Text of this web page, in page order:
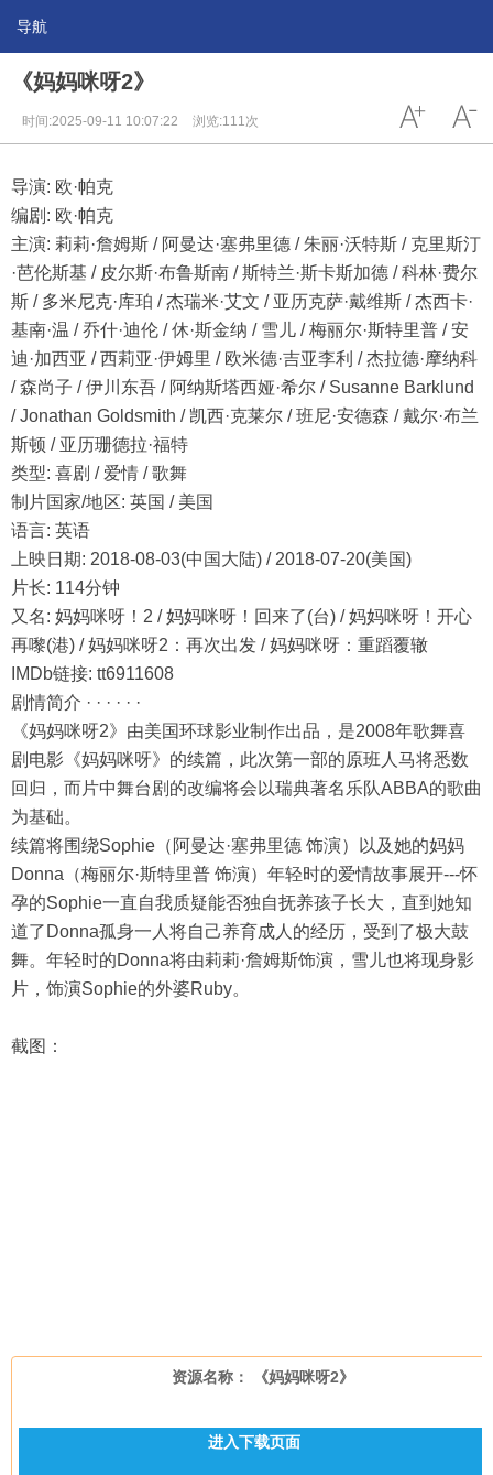
导航
《妈妈咪呀2》
时间:2025-09-11 10:07:22 浏览:111次
导演: 欧·帕克
编剧: 欧·帕克
主演: 莉莉·詹姆斯 / 阿曼达·塞弗里德 / 朱丽·沃特斯 / 克里斯汀
·芭伦斯基 / 皮尔斯·布鲁斯南 / 斯特兰·斯卡斯加德 / 科林·费尔
斯 / 多米尼克·库珀 / 杰瑞米·艾文 / 亚历克萨·戴维斯 / 杰西卡·
基南·温 / 乔什·迪伦 / 休·斯金纳 / 雪儿 / 梅丽尔·斯特里普 / 安
迪·加西亚 / 西莉亚·伊姆里 / 欧米德·吉亚李利 / 杰拉德·摩纳科
/ 森尚子 / 伊川东吾 / 阿纳斯塔西娅·希尔 / Susanne Barklund
/ Jonathan Goldsmith / 凯西·克莱尔 / 班尼·安德森 / 戴尔·布兰
斯顿 / 亚历珊德拉·福特
类型: 喜剧 / 爱情 / 歌舞
制片国家/地区: 英国 / 美国
语言: 英语
上映日期: 2018-08-03(中国大陆) / 2018-07-20(美国)
片长: 114分钟
又名: 妈妈咪呀！2 / 妈妈咪呀！回来了(台) / 妈妈咪呀！开心
再嚟(港) / 妈妈咪呀2：再次出发 / 妈妈咪呀：重蹈覆辙
IMDb链接: tt6911608
剧情简介 · · · · · ·
《妈妈咪呀2》由美国环球影业制作出品，是2008年歌舞喜
剧电影《妈妈咪呀》的续篇，此次第一部的原班人马将悉数
回归，而片中舞台剧的改编将会以瑞典著名乐队ABBA的歌曲
为基础。
续篇将围绕Sophie（阿曼达·塞弗里德 饰演）以及她的妈妈
Donna（梅丽尔·斯特里普 饰演）年轻时的爱情故事展开---怀
孕的Sophie一直自我质疑能否独自抚养孩子长大，直到她知
道了Donna孤身一人将自己养育成人的经历，受到了极大鼓
舞。年轻时的Donna将由莉莉·詹姆斯饰演，雪儿也将现身影
片，饰演Sophie的外婆Ruby。
截图：
资源名称： 《妈妈咪呀2》
进入下载页面